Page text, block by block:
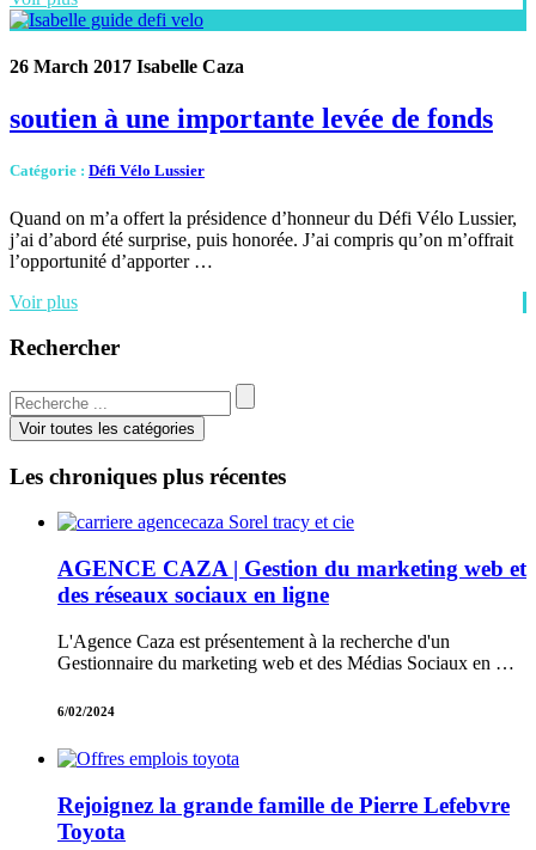
26 March 2017 Isabelle Caza
soutien à une importante levée de fonds
Catégorie : Défi Vélo Lussier
Quand on m’a offert la présidence d’honneur du Défi Vélo Lussier,
j’ai d’abord été surprise, puis honorée. J’ai compris qu’on m’offrait
l’opportunité d’apporter …
Voir plus
Rechercher
Voir toutes les catégories
Les chroniques plus récentes
AGENCE CAZA | Gestion du marketing web et
des réseaux sociaux en ligne
L'Agence Caza est présentement à la recherche d'un
Gestionnaire du marketing web et des Médias Sociaux en …
6/02/2024
Rejoignez la grande famille de Pierre Lefebvre
Toyota